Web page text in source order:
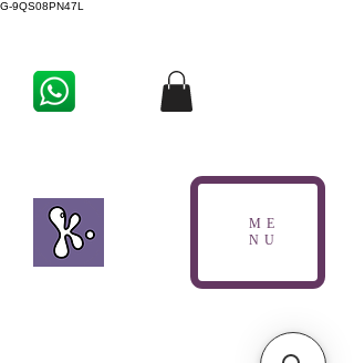
G-9QS08PN47L
ME
NU